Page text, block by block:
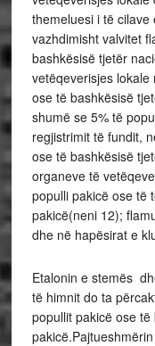
themeluesi i të
vazhdimisht valvitet
bashkësisë tjetër
vetëqeverisjes
ose të bashkësisë
shumë se 5% të
regjistrimit të fundit,
ose të bashkësisë
organeve të
populli pakicë ose të
pakicë(neni 12);
dhe në hapësirat e
Etalonin e stemës
të himnit do ta
popullit pakicë ose